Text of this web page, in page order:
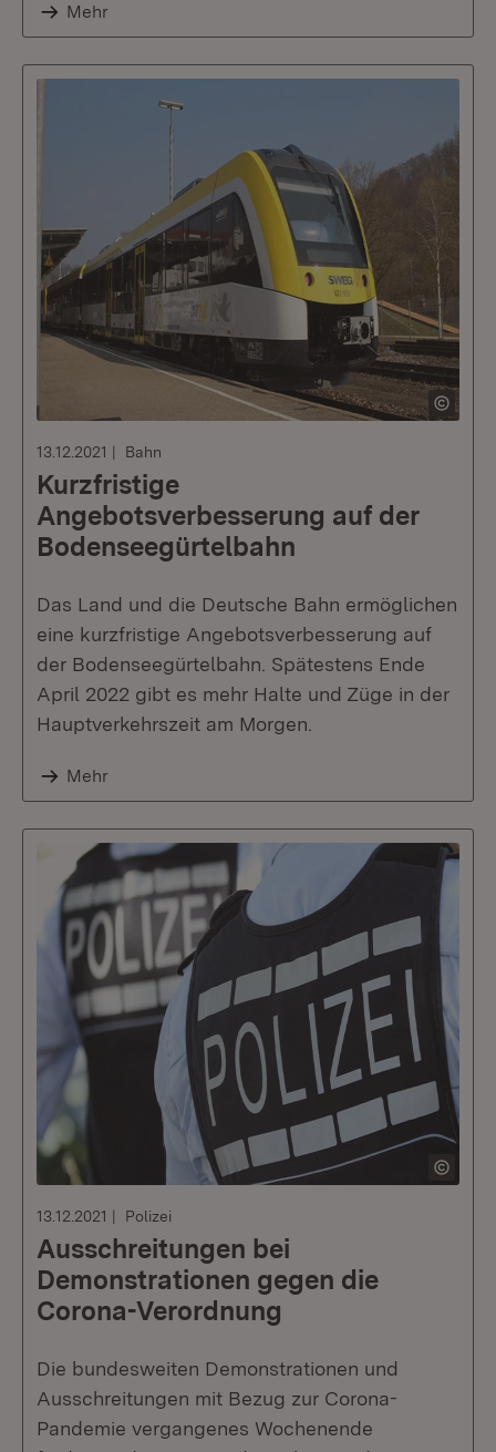
Mehr
13.12.2021 Bahn
Kurzfristige
Angebotsverbesserung auf der
Bodenseegürtelbahn
Das Land und die Deutsche Bahn ermöglichen
eine kurzfristige Angebotsverbesserung auf
der Bodenseegürtelbahn. Spätestens Ende
April 2022 gibt es mehr Halte und Züge in der
Hauptverkehrszeit am Morgen.
Mehr
13.12.2021 Polizei
Ausschreitungen bei
Demonstrationen gegen die
Corona-Verordnung
Die bundesweiten Demonstrationen und
Ausschreitungen mit Bezug zur Corona-
Pandemie vergangenes Wochenende